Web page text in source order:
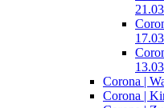
Corona |
Corona |